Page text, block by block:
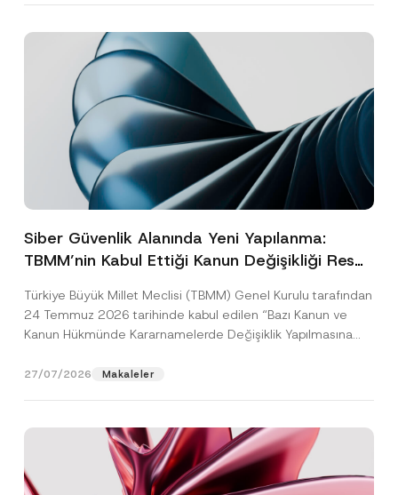
Siber Güvenlik Alanında Yeni Yapılanma:
TBMM’nin Kabul Ettiği Kanun Değişikliği Resmî
Türkiye Büyük Millet Meclisi (TBMM) Genel Kurulu tarafından
24 Temmuz 2026 tarihinde kabul edilen “Bazı Kanun ve
Kanun Hükmünde Kararnamelerde Değişiklik Yapılmasına
27/07/2026 Makaleler